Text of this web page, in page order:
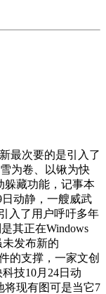
最次要的是引入了
为卷、以锹为快
躲藏功能，记事本
日动静，一艘威武
入了用户呼吁多年
其正在Windows
未发布新的
的支撑，一家文创
技10月24日动
将现有图可是当它7